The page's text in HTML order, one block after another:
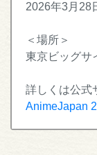
2026年3月28
＜場所＞
東京ビッグサ
詳しくは公式
AnimeJapan